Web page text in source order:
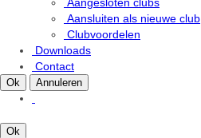
Aansluiten als nieuwe club
Clubvoordelen
Downloads
Contact